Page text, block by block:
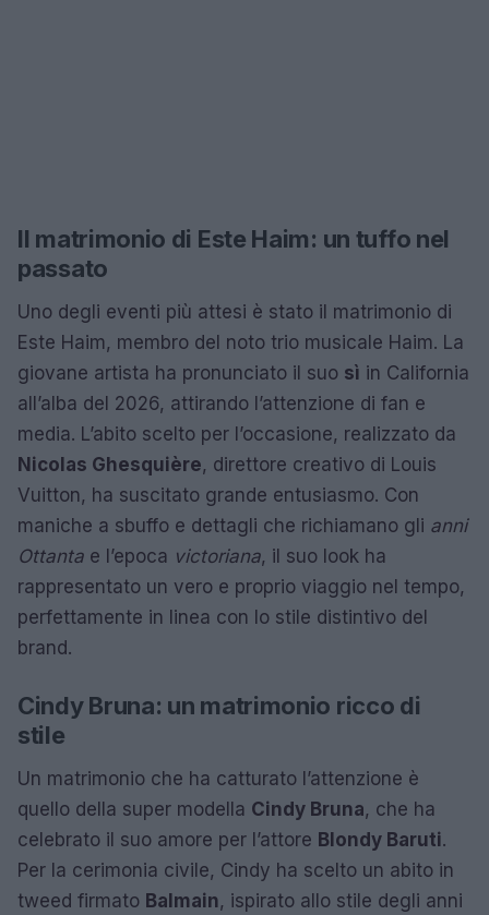
Il matrimonio di Este Haim: un tuffo nel
passato
Uno degli eventi più attesi è stato il matrimonio di
Este Haim, membro del noto trio musicale Haim. La
giovane artista ha pronunciato il suo sì in California
all’alba del 2026, attirando l’attenzione di fan e
media. L’abito scelto per l’occasione, realizzato da
Nicolas Ghesquière, direttore creativo di Louis
Vuitton, ha suscitato grande entusiasmo. Con
maniche a sbuffo e dettagli che richiamano gli anni
Ottanta e l’epoca victoriana, il suo look ha
rappresentato un vero e proprio viaggio nel tempo,
perfettamente in linea con lo stile distintivo del
brand.
Cindy Bruna: un matrimonio ricco di
stile
Un matrimonio che ha catturato l’attenzione è
quello della super modella Cindy Bruna, che ha
celebrato il suo amore per l’attore Blondy Baruti.
Per la cerimonia civile, Cindy ha scelto un abito in
tweed firmato Balmain, ispirato allo stile degli anni